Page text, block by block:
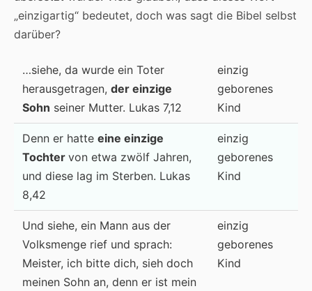
„einzigartig“ bedeutet, doch was sagt die Bibel selbst
darüber?
…siehe, da wurde ein Toter
herausgetragen, der einzige
Sohn seiner Mutter. Lukas 7,12
einzig
geborenes
Kind
Denn er hatte eine einzige
Tochter von etwa zwölf Jahren,
und diese lag im Sterben. Lukas
8,42
einzig
geborenes
Kind
Und siehe, ein Mann aus der
Volksmenge rief und sprach:
Meister, ich bitte dich, sieh doch
meinen Sohn an, denn er ist mein
einzig
geborenes
Kind